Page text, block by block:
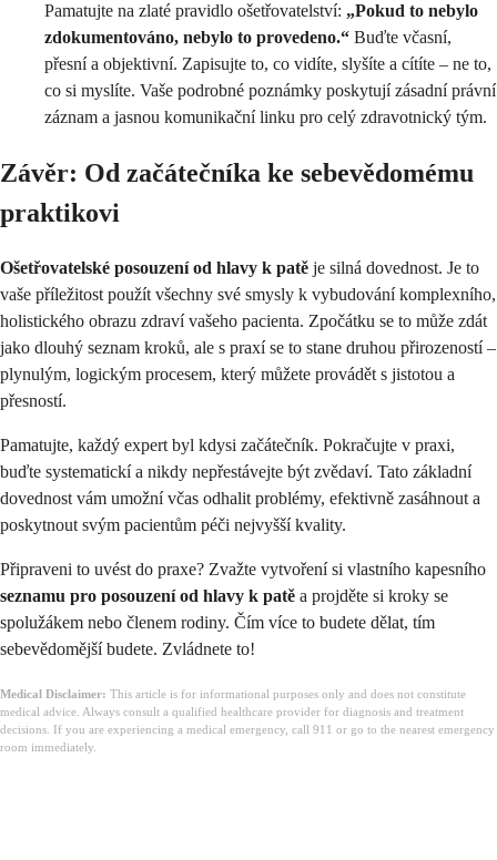
Pamatujte na zlaté pravidlo ošetřovatelství: „Pokud to nebylo
zdokumentováno, nebylo to provedeno.“ Buďte včasní,
přesní a objektivní. Zapisujte to, co vidíte, slyšíte a cítíte – ne to,
co si myslíte. Vaše podrobné poznámky poskytují zásadní právní
záznam a jasnou komunikační linku pro celý zdravotnický tým.
Závěr: Od začátečníka ke sebevědomému
praktikovi
Ošetřovatelské posouzení od hlavy k patě je silná dovednost. Je to
vaše příležitost použít všechny své smysly k vybudování komplexního,
holistického obrazu zdraví vašeho pacienta. Zpočátku se to může zdát
jako dlouhý seznam kroků, ale s praxí se to stane druhou přirozeností –
plynulým, logickým procesem, který můžete provádět s jistotou a
přesností.
Pamatujte, každý expert byl kdysi začátečník. Pokračujte v praxi,
buďte systematickí a nikdy nepřestávejte být zvědaví. Tato základní
dovednost vám umožní včas odhalit problémy, efektivně zasáhnout a
poskytnout svým pacientům péči nejvyšší kvality.
Připraveni to uvést do praxe? Zvažte vytvoření si vlastního kapesního
seznamu pro posouzení od hlavy k patě a projděte si kroky se
spolužákem nebo členem rodiny. Čím více to budete dělat, tím
sebevědomější budete. Zvládnete to!
Medical Disclaimer: This article is for informational purposes only and does not constitute
medical advice. Always consult a qualified healthcare provider for diagnosis and treatment
decisions. If you are experiencing a medical emergency, call 911 or go to the nearest emergency
room immediately.